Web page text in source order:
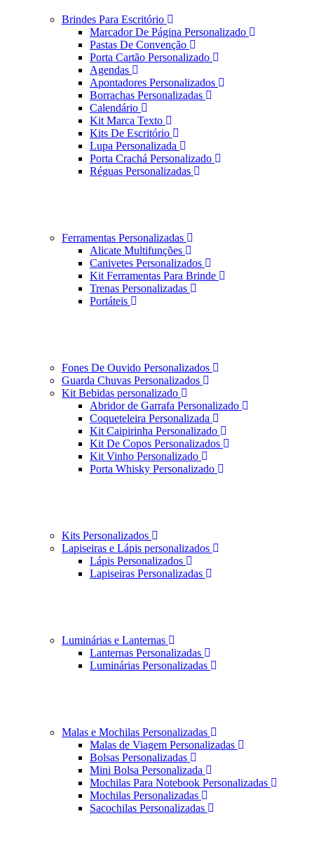
Brindes Para Escritório
Marcador De Página Personalizado
Pastas De Convenção
Porta Cartão Personalizado
Agendas
Apontadores Personalizados
Borrachas Personalizadas
Calendário
Kit Marca Texto
Kits De Escritório
Lupa Personalizada
Porta Crachá Personalizado
Réguas Personalizadas
Ferramentas Personalizadas
Alicate Multifunções
Canivetes Personalizados
Kit Ferramentas Para Brinde
Trenas Personalizadas
Portáteis
Fones De Ouvido Personalizados
Guarda Chuvas Personalizados
Kit Bebidas personalizado
Abridor de Garrafa Personalizado
Coqueteleira Personalizada
Kit Caipirinha Personalizado
Kit De Copos Personalizados
Kit Vinho Personalizado
Porta Whisky Personalizado
Kits Personalizados
Lapiseiras e Lápis personalizados
Lápis Personalizados
Lapiseiras Personalizadas
Luminárias e Lanternas
Lanternas Personalizadas
Luminárias Personalizadas
Malas e Mochilas Personalizadas
Malas de Viagem Personalizadas
Bolsas Personalizadas
Mini Bolsa Personalizada
Mochilas Para Notebook Personalizadas
Mochilas Personalizadas
Sacochilas Personalizadas